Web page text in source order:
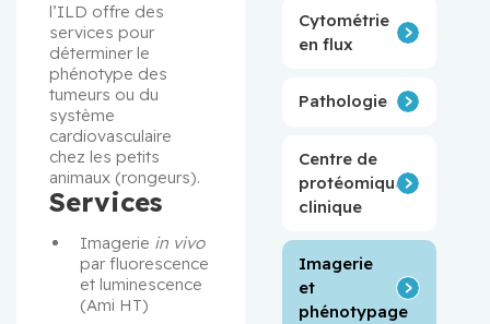
l’ILD offre des
services pour
déterminer le
phénotype des
tumeurs ou du
système
cardiovasculaire
chez les petits
animaux (rongeurs).
Services
Imagerie in vivo
par fluorescence
et luminescence
(Ami HT)
Cytométrie
en flux
Pathologie
Centre de
protéomique
clinique
Imagerie
et
phénotypage